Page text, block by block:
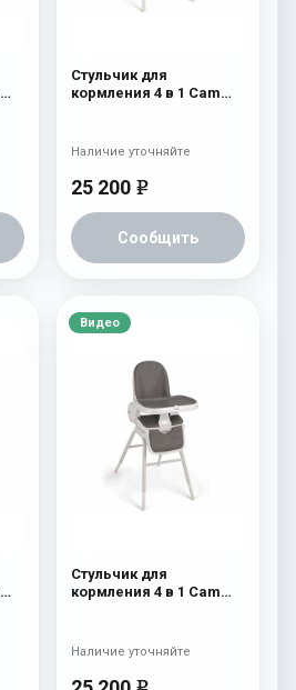
Стульчик для
кормления 4 в 1 Cam
25 200 e
Сообщить
Наличие уточняйте
Видео
Стульчик для
кормления 4 в 1 Cam
Наличие уточняйте